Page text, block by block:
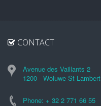
CONTACT
Avenue des Vaillants 2
1200 - Woluwe St Lambert
Phone: + 32 2 771 66 55